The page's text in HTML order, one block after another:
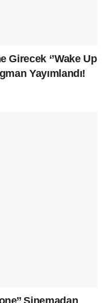
Girecek ‘’Wake Up
Yayımlandı!
Sinemadan